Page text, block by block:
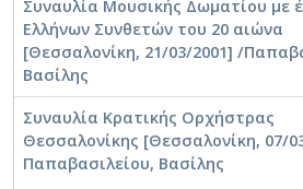
Συναυλία Συμφωνικής Ορχήστρας
Δήμου Θεσσαλονίκης
06/03/2002] / Παπαβασιλείου,
Συναυλία Μουσικής Δωματίου με
Ελλήνων Συνθετών του 20 αιώνα
[Θεσσαλονίκη, 21/03/2001] /
Βασίλης
Συναυλία Κρατικής Ορχήστρας
Θεσσαλονίκης [Θεσσαλονίκη, 07/
Παπαβασιλείου, Βασίλης